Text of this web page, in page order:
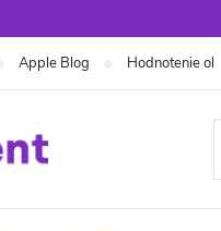
Apple Blog Hodnotenie